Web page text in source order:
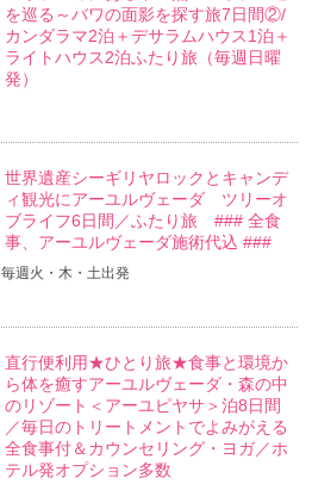
を巡る～バワの面影を探す旅7日間②/
カンダラマ2泊＋デサラムハウス1泊＋
ライトハウス2泊ふたり旅（毎週日曜
発）
世界遺産シーギリヤロックとキャンデ
ィ観光にアーユルヴェーダ ツリーオ
ブライフ6日間／ふたり旅 ### 全食
事、アーユルヴェーダ施術代込 ###
毎週火・木・土出発
直行便利用★ひとり旅★食事と環境か
ら体を癒すアーユルヴェーダ・森の中
のリゾート＜アーユピヤサ＞泊8日間
／毎日のトリートメントでよみがえる
全食事付＆カウンセリング・ヨガ／ホ
テル発オプション多数